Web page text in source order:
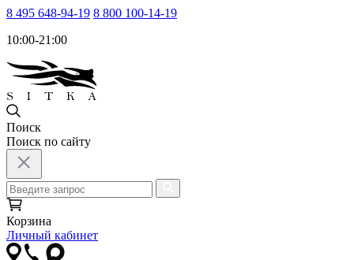
8 495 648-94-19 8 800 100-14-19
10:00-21:00
Поиск
Поиск по сайту
Корзина
Личный кабинет